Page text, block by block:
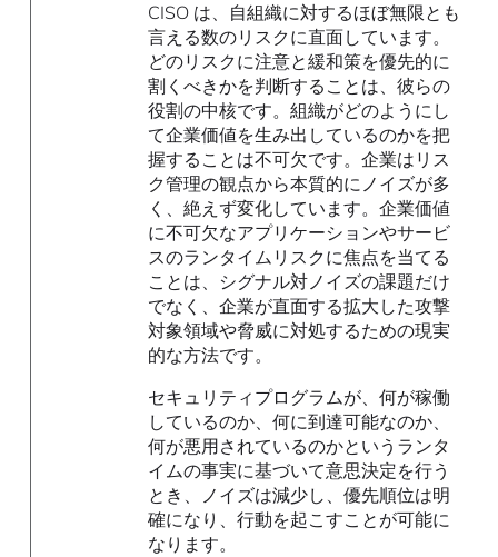
CISO は、自組織に対するほぼ無限とも
言える数のリスクに直面しています。
どのリスクに注意と緩和策を優先的に
割くべきかを判断することは、彼らの
役割の中核です。組織がどのようにし
て企業価値を生み出しているのかを把
握することは不可欠です。企業はリス
ク管理の観点から本質的にノイズが多
く、絶えず変化しています。企業価値
に不可欠なアプリケーションやサービ
スのランタイムリスクに焦点を当てる
ことは、シグナル対ノイズの課題だけ
でなく、企業が直面する拡大した攻撃
対象領域や脅威に対処するための現実
的な方法です。
セキュリティプログラムが、何が稼働
しているのか、何に到達可能なのか、
何が悪用されているのかというランタ
イムの事実に基づいて意思決定を行う
とき、ノイズは減少し、優先順位は明
確になり、行動を起こすことが可能に
なります。